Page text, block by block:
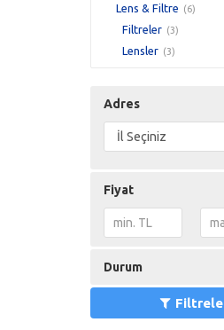
Lens & Filtre (6)
Filtreler (3)
Lensler (3)
Adres
Fiyat
Durum
Filtrele